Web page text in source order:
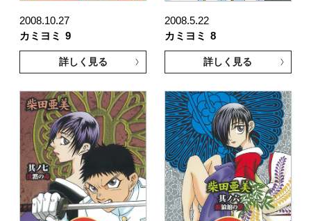
2008.10.27
カミヨミ
9
詳しく見る
2008.5.22
カミヨミ
8
詳しく見る